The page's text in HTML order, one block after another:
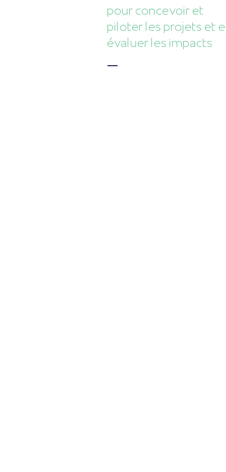
pour concevoir et
piloter les projets et
évaluer les impacts